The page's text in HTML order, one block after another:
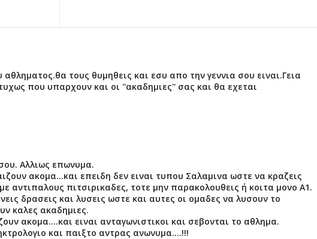
τους θυμηθεις και εσυ απο την γεννια σου ειναι.Γεια
που υπαρχουν και οι ''ακαδημιες'' σας και θα εχεται
Αλλιως επωνυμα.
ακομα...και επειδη δεν ειναι τυπου Σαλαμινα ωστε να κραζεις
αντιπαλους πιτσιρικαδες, τοτε μην παρακολουθεις ή κοιτα μονο Α1.
δρασεις και λυσεις ωστε και αυτες οι ομαδες να λυσουν το
καλες ακαδημιες.
ακομα....και ειναι ανταγωνιστικοι και σεβονται το αθλημα.
και παιξτο αντρας ανωνυμα....!!!